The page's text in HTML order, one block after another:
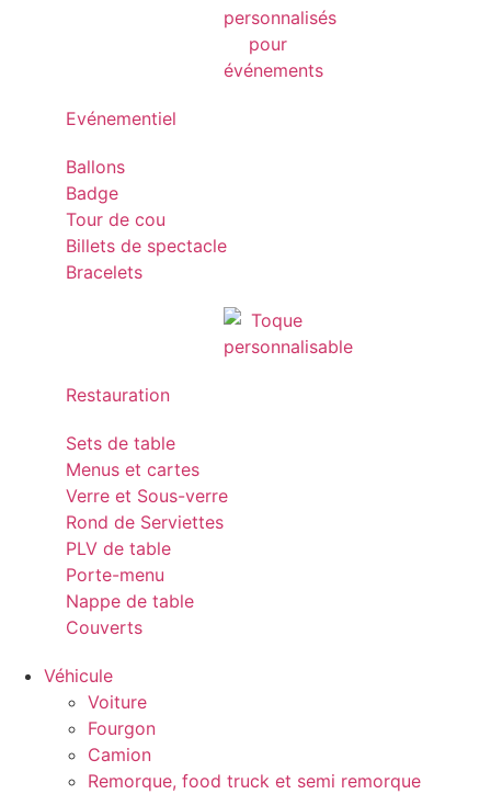
Evénementiel
Ballons
Badge
Tour de cou
Billets de spectacle
Bracelets
Restauration
Sets de table
Menus et cartes
Verre et Sous-verre
Rond de Serviettes
PLV de table
Porte-menu
Nappe de table
Couverts
Véhicule
Voiture
Fourgon
Camion
Remorque, food truck et semi remorque